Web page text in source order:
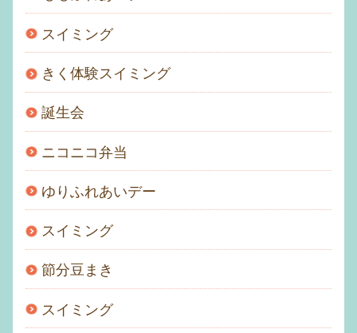
スイミング
きく体験スイミング
誕生会
ニコニコ弁当
ゆりふれあいデー
スイミング
節分豆まき
スイミング